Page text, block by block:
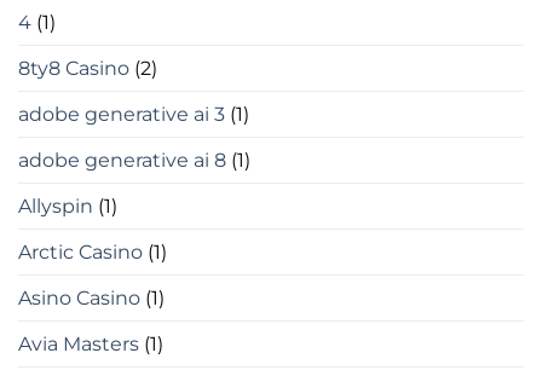
4 (1)
8ty8 Casino (2)
adobe generative ai 3 (1)
adobe generative ai 8 (1)
Allyspin (1)
Arctic Casino (1)
Asino Casino (1)
Avia Masters (1)